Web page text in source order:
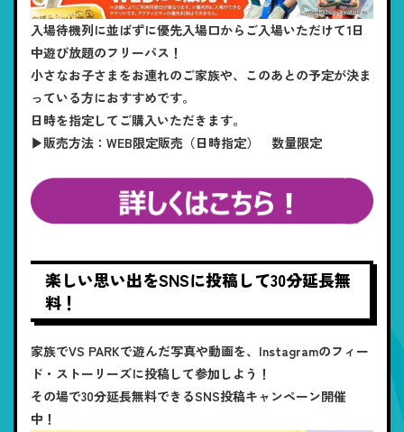
入場待機列に並ばずに優先入場口からご入場いただけて1日
中遊び放題のフリーパス！
小さなお子さまをお連れのご家族や、このあとの予定が決ま
っている方におすすめです。
日時を指定してご購入いただきます。
▶販売方法：WEB限定販売（日時指定） 数量限定
楽しい思い出をSNSに投稿して30分延長無
料！
家族でVS PARKで遊んだ写真や動画を、Instagramのフィー
ド・ストーリーズに投稿して参加しよう！
その場で30分延長無料できるSNS投稿キャンペーン開催
中！